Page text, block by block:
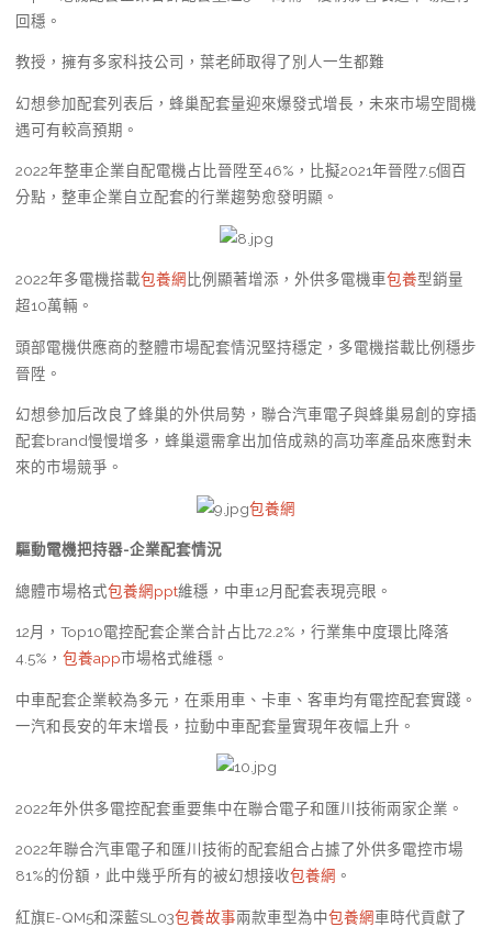
回穩。
教授，擁有多家科技公司，葉老師取得了別人一生都難
幻想參加配套列表后，蜂巢配套量迎來爆發式增長，未來市場空間機
遇可有較高預期。
2022年整車企業自配電機占比晉陞至46%，比擬2021年晉陞7.5個百
分點，整車企業自立配套的行業趨勢愈發明顯。
2022年多電機搭載包養網 比例顯著增添，外供多電機車包養型銷量
超10萬輛。
頭部電機供應商的整體市場配套情況堅持穩定，多電機搭載比例穩步
晉陞。
幻想參加后改良了蜂巢的外供局勢，聯合汽車電子與蜂巢易創的穿插
配套brand慢慢增多，蜂巢還需拿出加倍成熟的高功率產品來應對未
來的市場競爭。
包養網
驅動電機把持器-企業配套情況
總體市場格式包養網ppt維穩，中車12月配套表現亮眼。
12月，Top10電控配套企業合計占比72.2%，行業集中度環比降落
4.5%， 包養app市場格式維穩。
中車配套企業較為多元，在乘用車、卡車、客車均有電控配套實踐。
一汽和長安的年末增長，拉動中車配套量實現年夜幅上升。
2022年外供多電控配套重要集中在聯合電子和匯川技術兩家企業。
2022年聯合汽車電子和匯川技術的配套組合占據了外供多電控市場
81%的份額，此中幾乎所有的被幻想接收包養網 。
紅旗E-QM5和深藍SL03包養故事兩款車型為中包養網車時代貢獻了